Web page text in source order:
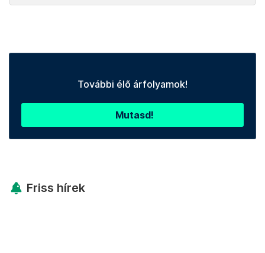
További élő árfolyamok!
Mutasd!
Friss hírek